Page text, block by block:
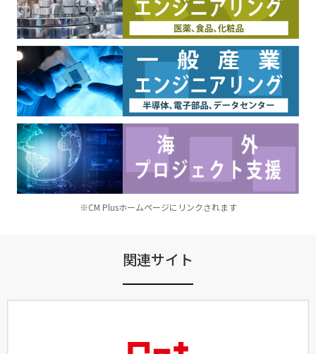
※CM Plusホームページにリンクされます
関連サイト